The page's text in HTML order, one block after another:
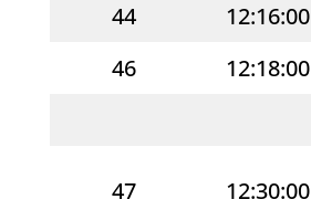
44
12:16:00
46
12:18:00
47 12:30:00